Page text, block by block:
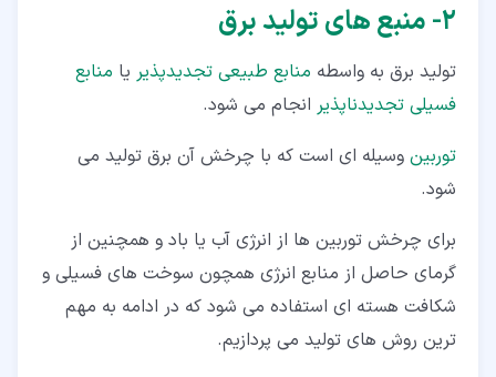
۲‏- منبع های تولید برق
تولید برق به واسطه منابع طبیعی تجدیدپذیر یا منابع
فسیلی تجدیدناپذیر انجام می شود.
توربین وسیله ای است که با چرخش آن برق تولید می
شود.
برای چرخش توربین ها از انرژی آب یا باد و همچنین از
گرمای حاصل از منابع انرژی همچون سوخت های فسیلی و
شکافت هسته ای استفاده می شود که در ادامه به مهم
ترین روش های تولید می پردازیم.